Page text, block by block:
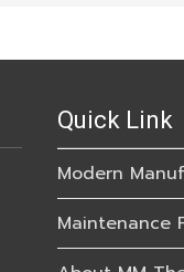
Quick Link
Modern
Maintenance